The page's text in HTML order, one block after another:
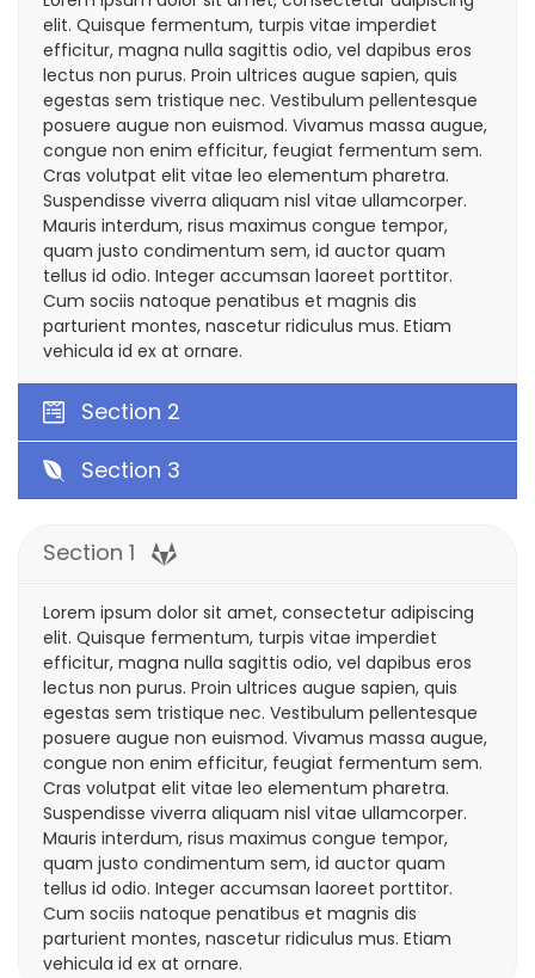
elit. Quisque fermentum, turpis vitae imperdiet
efficitur, magna nulla sagittis odio, vel dapibus eros
lectus non purus. Proin ultrices augue sapien, quis
egestas sem tristique nec. Vestibulum pellentesque
posuere augue non euismod. Vivamus massa augue,
congue non enim efficitur, feugiat fermentum sem.
Cras volutpat elit vitae leo elementum pharetra.
Suspendisse viverra aliquam nisl vitae ullamcorper.
Mauris interdum, risus maximus congue tempor,
quam justo condimentum sem, id auctor quam
tellus id odio. Integer accumsan laoreet porttitor.
Cum sociis natoque penatibus et magnis dis
parturient montes, nascetur ridiculus mus. Etiam
vehicula id ex at ornare.
Section 2
Section 3
Section 1
Lorem ipsum dolor sit amet, consectetur adipiscing
elit. Quisque fermentum, turpis vitae imperdiet
efficitur, magna nulla sagittis odio, vel dapibus eros
lectus non purus. Proin ultrices augue sapien, quis
egestas sem tristique nec. Vestibulum pellentesque
posuere augue non euismod. Vivamus massa augue,
congue non enim efficitur, feugiat fermentum sem.
Cras volutpat elit vitae leo elementum pharetra.
Suspendisse viverra aliquam nisl vitae ullamcorper.
Mauris interdum, risus maximus congue tempor,
quam justo condimentum sem, id auctor quam
tellus id odio. Integer accumsan laoreet porttitor.
Cum sociis natoque penatibus et magnis dis
parturient montes, nascetur ridiculus mus. Etiam
vehicula id ex at ornare.